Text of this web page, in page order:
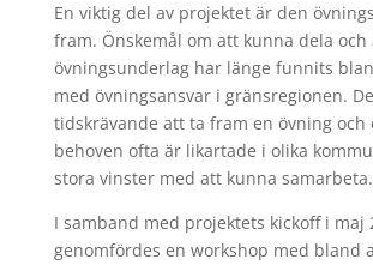
En viktig del av projektet är den
fram. Önskemål om att kunna dela och
övningsunderlag har länge funnits
med övningsansvar i gränsregionen.
tidskrävande att ta fram en övning och
behoven ofta är likartade i olika
stora vinster med att kunna samarbeta.
I samband med projektets kickoff i maj
genomfördes en workshop med bland